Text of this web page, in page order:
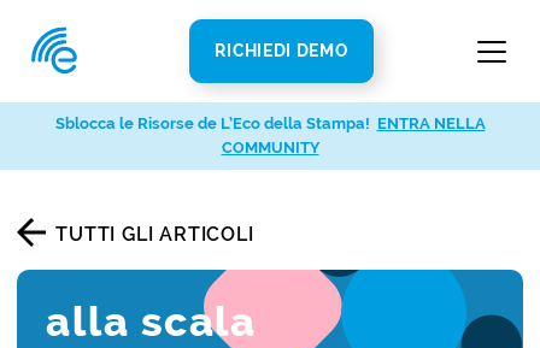
RICHIEDI DEMO
TUTTI GLI ARTICOLI
alla scala
Sblocca le Risorse de L’Eco della Stampa! ENTRA NELLA
COMMUNITY